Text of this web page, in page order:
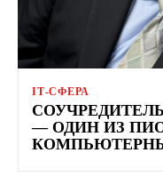
ІТ-СФЕРА
— ОДИН ИЗ